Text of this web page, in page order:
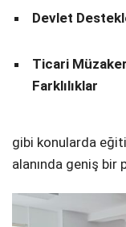
Devlet
Ticari
Farklılıklar
gibi konularda
alanında geniş bir